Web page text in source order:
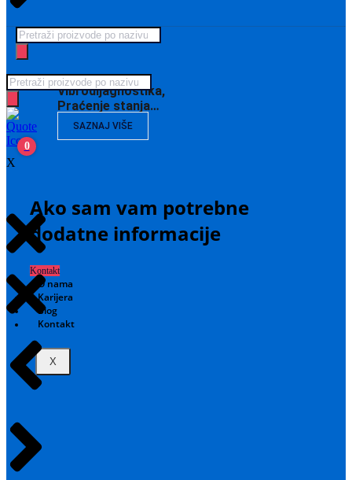
Vibrodijagnostika,
Praćenje stanja…
SAZNAJ VIŠE
Ako sam vam potrebne
dodatne informacije
Kontakt
O nama
Karijera
Blog
Kontakt
X
Products
search
Products
search
0
X